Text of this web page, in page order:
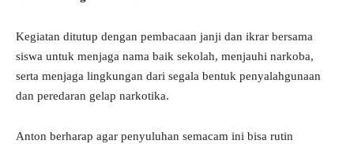
Kegiatan ditutup dengan pembacaan janji dan ikrar bersama
siswa untuk menjaga nama baik sekolah, menjauhi narkoba,
serta menjaga lingkungan dari segala bentuk penyalahgunaan
dan peredaran gelap narkotika.
Anton berharap agar penyuluhan semacam ini bisa rutin